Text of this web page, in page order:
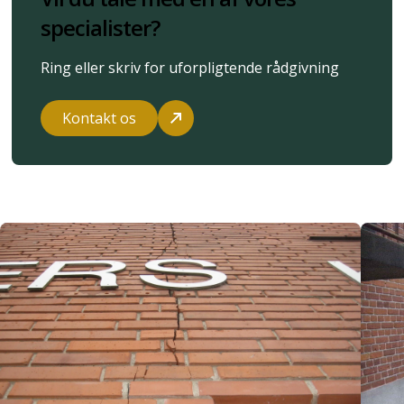
specialister?
Ring eller skriv for uforpligtende rådgivning
Kontakt os